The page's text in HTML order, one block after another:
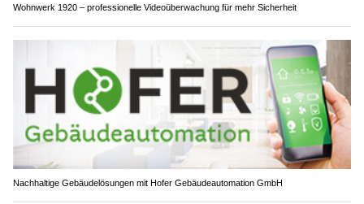
Wohnwerk 1920 – professionelle Videoüberwachung für mehr Sicherheit
Nachhaltige Gebäudelösungen mit Hofer Gebäudeautomation GmbH